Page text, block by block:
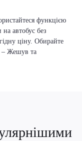
функцією
автобус без
ціну. Обирайте
– Жешув та